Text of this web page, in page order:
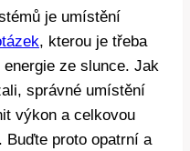
je umístění
, kterou je třeba
ze slunce. Jak
správné umístění
výkon a celkovou
Buďte proto opatrní a